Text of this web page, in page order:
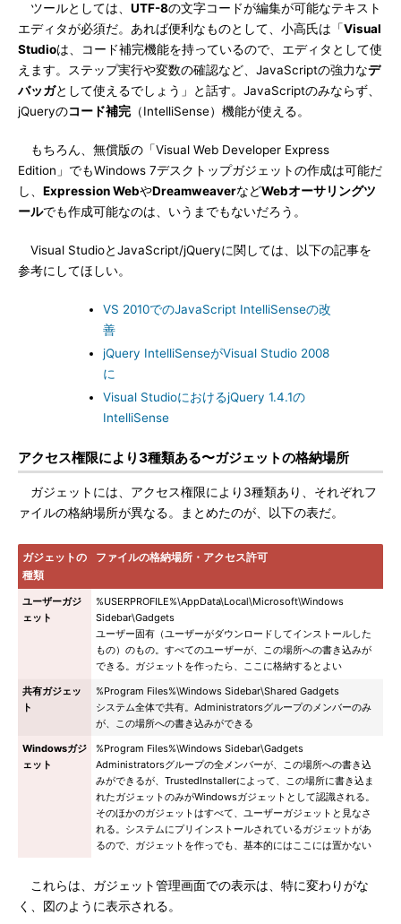
ツールとしては、 UTF-8の文字コードが編集が可能なテキスト
エディタが必須だ。あれば便利なものとして、小高氏は「Visual
Studioは、コード補完機能を持っているので、エディタとして使
えます。ステップ実行や変数の確認など、JavaScriptの強力なデ
バッガとして使えるでしょう」と話す。JavaScriptのみならず、
jQueryのコード補完 （IntelliSense）機能が使える。
もちろん、無償版の「Visual Web Developer Express
Edition」でもWindows 7デスクトップガジェットの作成は可能だ
し、 Expression WebやDreamweaverなどWebオーサリングツ
ールでも作成可能なのは、いうまでもないだろう。
Visual StudioとJavaScript/jQueryに関しては、以下の記事を
参考にしてほしい。
VS 2010でのJavaScript IntelliSenseの改
善
jQuery IntelliSenseがVisual Studio 2008
に
Visual StudioにおけるjQuery 1.4.1の
IntelliSense
アクセス権限により3種類ある〜ガジェットの格納場所
ガジェットには、アクセス権限により3種類あり、それぞれフ
ァイルの格納場所が異なる。まとめたのが、以下の表だ。
ガジェットの
種類
ファイルの格納場所・アクセス許可
ユーザーガジ
ェット
%USERPROFILE%\AppData\Local\Microsoft\Windows
Sidebar\Gadgets
ユーザー固有（ユーザーがダウンロードしてインストールした
もの）のもの。すべてのユーザーが、この場所への書き込みが
できる。ガジェットを作ったら、ここに格納するとよい
共有ガジェッ
ト
%Program Files%\Windows Sidebar\Shared Gadgets
システム全体で共有。Administratorsグループのメンバーのみ
が、この場所への書き込みができる
Windowsガジ
ェット
%Program Files%\Windows Sidebar\Gadgets
Administratorsグループの全メンバーが、この場所への書き込
みができるが、TrustedInstallerによって、この場所に書き込ま
れたガジェットのみがWindowsガジェットとして認識される。
そのほかのガジェットはすべて、ユーザーガジェットと見なさ
れる。システムにプリインストールされているガジェットがあ
るので、ガジェットを作っでも、基本的にはここには置かない
これらは、ガジェット管理画面での表示は、特に変わりがな
く、図のように表示される。